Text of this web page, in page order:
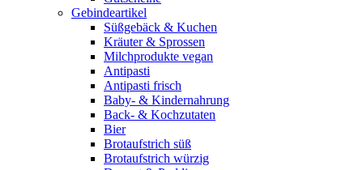
Gebindeartikel
Süßgebäck & Kuchen
Kräuter & Sprossen
Milchprodukte vegan
Antipasti
Antipasti frisch
Baby- & Kindernahrung
Back- & Kochzutaten
Bier
Brotaufstrich süß
Brotaufstrich würzig